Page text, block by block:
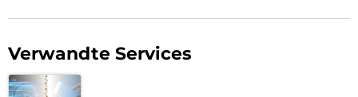
Verwandte Services